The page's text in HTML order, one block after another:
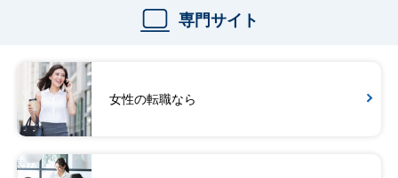
専門サイト
女性の転職なら